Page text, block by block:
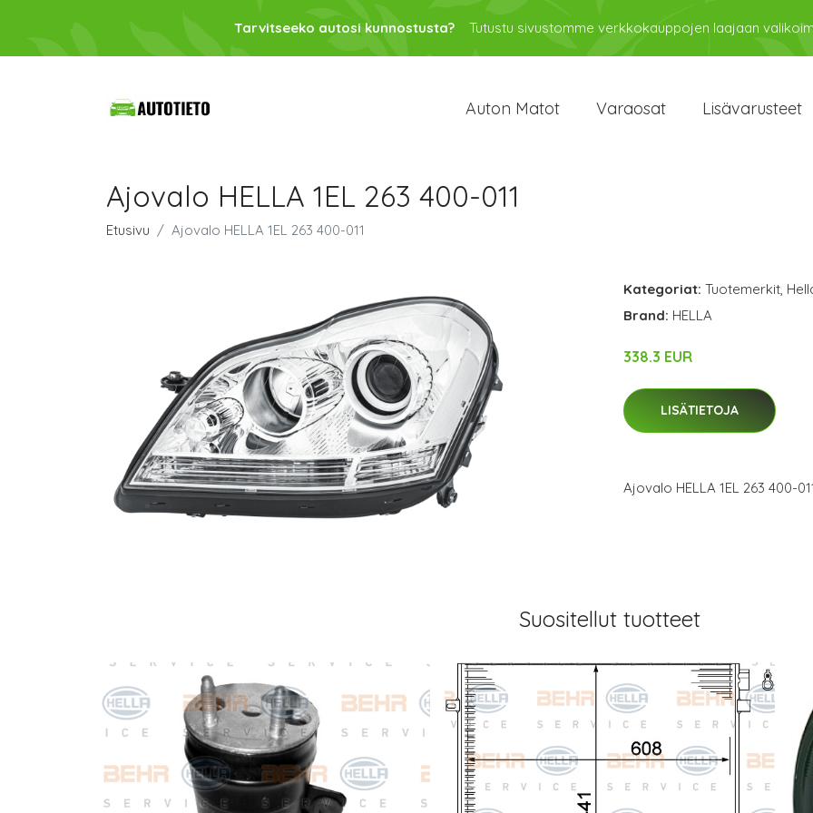
Tarvitseeko autosi kunnostusta? Tutustu sivustomme verkkokauppojen laajaan
Auton Matot Varaosat Lisävarusteet
Ajovalo HELLA 1EL 263 400-011
Etusivu Ajovalo HELLA 1EL 263 400-011
Kategoriat: Tuotemerkit,
Brand: HELLA
338.3 EUR
LISÄTIETOJA
Ajovalo HELLA 1EL 263 400-
Suositellut tuotteet